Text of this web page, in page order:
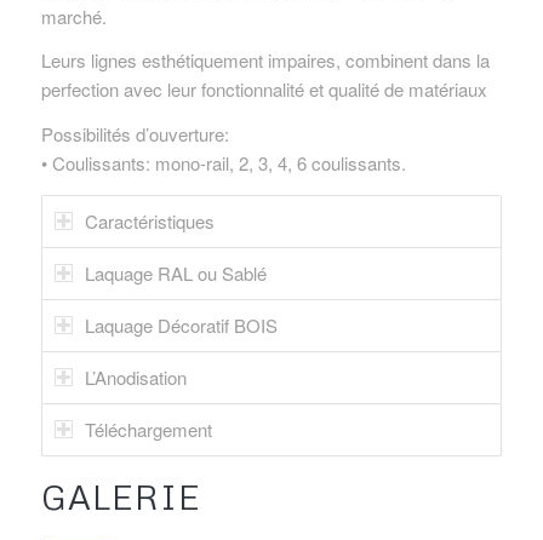
marché.
Leurs lignes esthétiquement impaires, combinent dans la
perfection avec leur fonctionnalité et qualité de matériaux
Possibilités d’ouverture:
• Coulissants: mono-rail, 2, 3, 4, 6 coulissants.
Caractéristiques
Laquage RAL ou Sablé
Laquage Décoratif BOIS
L’Anodisation
Téléchargement
GALERIE